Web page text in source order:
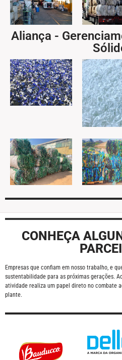
Aliança -
CONHEÇA
Empresas que confiam em nosso trabalho, e
sustentabilidade para as próximas gerações.
atividade realiza um papel direto no combate
plante.